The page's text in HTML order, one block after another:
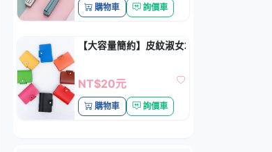
購物車 詢價車
【大容量簡約】皮紋淑女24位卡片收納包 -
NT$20元
購物車 詢價車
器